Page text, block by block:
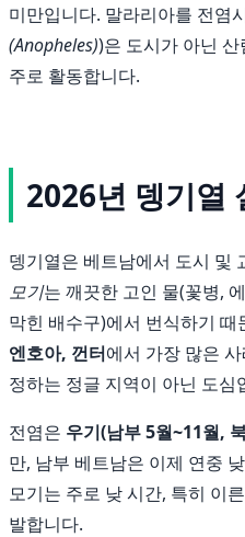
미만입니다. 말라리아를 전염
(Anopheles))은 도시가 아닌
주로 활동합니다.
2026년 뎅기열
뎅기열은 베트남에서 도시 및
모기는 깨끗한 고인 물(꽃병,
막힌 배수구)에서 번식하기 때
엔호아, 껀터에서 가장 많은
정하는 정글 지역이 아닌 도심
전염은 우기(남부 5월~11월,
만, 남부 베트남은 이제 연중
모기는 주로 낮 시간, 특히 이
발합니다.